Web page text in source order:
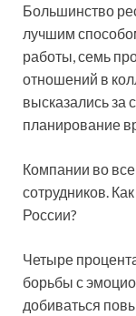
Большинство
лучшим
работы, семь
отношений в
высказались за
планирование
Компании во
сотрудников.
России?
Четыре
борьбы с
добиваться